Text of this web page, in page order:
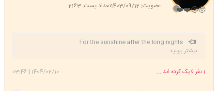
عضویت: 1403/09/12 تعداد پست: 2163 🥺🥺❤️❤️
For the sunshine after the long nights
بیشتر ببینید
1404/02/10
|
03:46 1نفر لایک کرده اند ...